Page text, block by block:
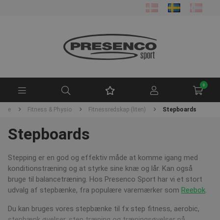
0
Fitness & Physio Fitnessredskap (liten) Stepboards
Stepboards
Stepping er en god og effektiv måde at komme igang med
konditionstræning og at styrke sine knæ og lår. Kan også
bruge til balancetræning. Hos Presenco Sport har vi et stort
udvalg af stepbænke, fra populære varemærker som Reebok.
Du kan bruges vores stepbænke til fx step fitness, aerobic,